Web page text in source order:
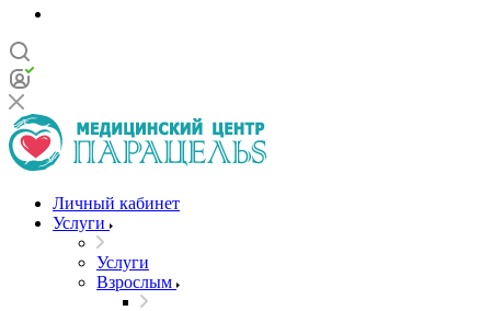
Личный кабинет
Услуги
Услуги
Взрослым